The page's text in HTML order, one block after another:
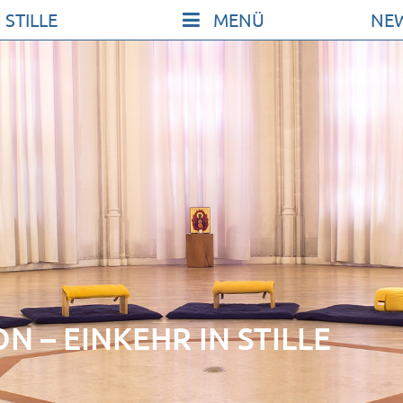
SO
FILM
– EINKEHR IN STILLE